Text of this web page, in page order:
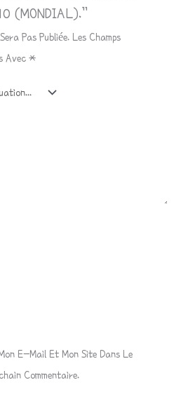
(MONDIAL).”
Pas Publiée. Les Champs
Avec*
E-Mail Et Mon Site Dans Le
Commentaire.